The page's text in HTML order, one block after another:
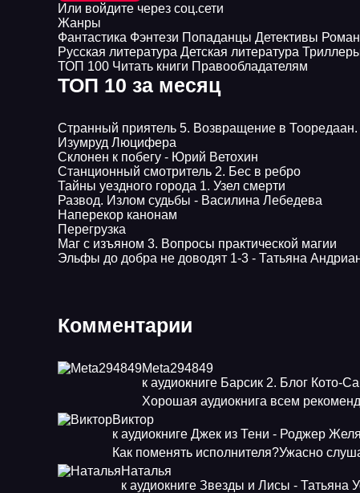
Или войдите через соц.сети
Жанры
Фантастика Фэнтези Попаданцы Детективы
Русская литература Детская литература
ТОП 100 Читать книги Правообладателям
ТОП 10 за месяц
Странный приятель 5. Возвращение в Тооредаан.
Изумруд Люцифера
Склонен к побегу - Юрий Ветохин
Станционный смотритель 2. Бес в ребро
Тайны уездного города 1. Узел смерти
Развод. Излом судьбы - Василина Лебедева
Наперекор канонам
Перегрузка
Маг с изъяном 3. Вопросы практической магии
Эльфы до добра не доводят 1-3 - Татьяна
Комментарии
Meta294849
к аудиокниге Барсик 2. Блог Кото-
Хорошая аудиокнига всем
Виктор
к аудиокниге Джек из Тени - Роджер
Как поменять исполнителя?Ужасно
Наталья
к аудиокниге Звезды и Лисы - Татьяна